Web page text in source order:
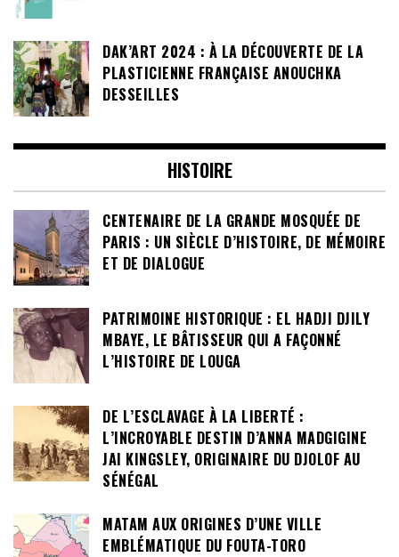
DAK’ART 2024 : À LA DÉCOUVERTE DE LA
PLASTICIENNE FRANÇAISE ANOUCHKA
DESSEILLES
HISTOIRE
CENTENAIRE DE LA GRANDE MOSQUÉE DE
PARIS : UN SIÈCLE D’HISTOIRE, DE MÉMOIRE
ET DE DIALOGUE
PATRIMOINE HISTORIQUE : EL HADJI DJILY
MBAYE, LE BÂTISSEUR QUI A FAÇONNÉ
L’HISTOIRE DE LOUGA
DE L’ESCLAVAGE À LA LIBERTÉ :
L’INCROYABLE DESTIN D’ANNA MADGIGINE
JAI KINGSLEY, ORIGINAIRE DU DJOLOF AU
SÉNÉGAL
MATAM AUX ORIGINES D’UNE VILLE
EMBLÉMATIQUE DU FOUTA-TORO